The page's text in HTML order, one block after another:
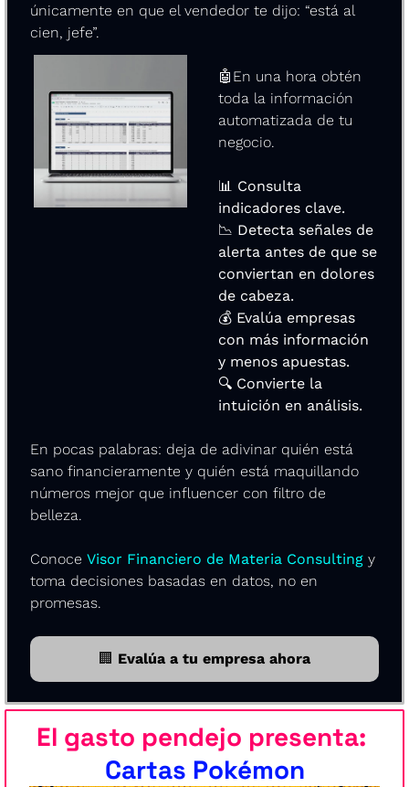
únicamente en que el vendedor te dijo: “está al
cien, jefe”.
🤖 En una hora obtén
toda la información
automatizada de tu
negocio.
📊 Consulta
indicadores clave.
📉 Detecta señales de
alerta antes de que se
conviertan en dolores
de cabeza.
💰 Evalúa empresas
con más información
y menos apuestas.
🔍 Convierte la
intuición en análisis.
En pocas palabras: deja de adivinar quién está
sano financieramente y quién está maquillando
números mejor que influencer con filtro de
belleza.
Conoce Visor Financiero de Materia Consulting y
toma decisiones basadas en datos, no en
promesas.
🏢 Evalúa a tu empresa ahora
El gasto pendejo presenta:
Cartas Pokémon